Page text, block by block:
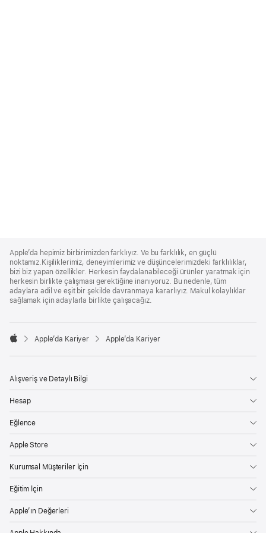
Footer
Apple’da hepimiz birbirimizden farklıyız. Ve bu farklılık, en güçlü
noktamız.Kişiliklerimiz, deneyimlerimiz ve düşüncelerimizdeki farklılıklar,
bizi biz yapan özellikler. Herkesin faydalanabileceği ürünler yaratmak için
herkesin birlikte çalışması gerektiğine inanıyoruz. Bu nedenle, tüm
adaylara adil ve eşit bir şekilde davranmaya kararlıyız. Makul kolaylıklar
sağlamak için adaylarla birlikte çalışacağız.

Apple’da Kariyer Apple’da Kariyer
Alışveriş ve Detaylı Bilgi
Hesap
Eğlence
Apple Store
Kurumsal Müşteriler İçin
Eğitim İçin
Apple’ın Değerleri